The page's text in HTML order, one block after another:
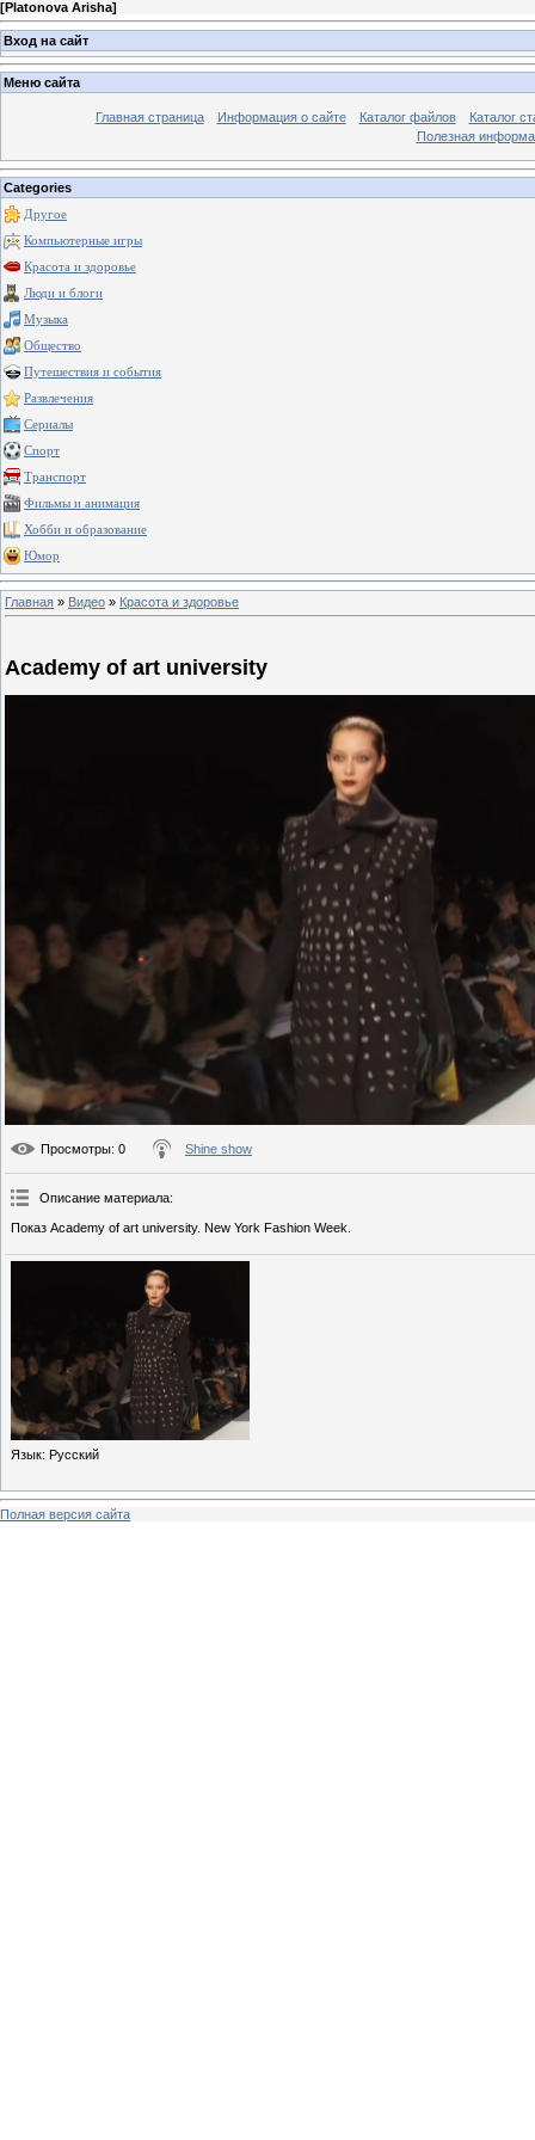
[Platonova Arisha]
Вход на сайт
Меню сайта
Главная страница Информация о сайте Каталог файлов
Каталог
Полезная
Categories
Другое
Компьютерные игры
Красота и здоровье
Люди и блоги
Музыка
Общество
Путешествия и события
Развлечения
Сериалы
Спорт
Транспорт
Фильмы и анимация
Хобби и образование
Юмор
Главная » Видео » Красота и здоровье
Academy of art university
Просмотры: 0 Shine show
Описание материала:
Показ Academy of art university. New York Fashion Week.
Язык: Русский
Полная версия сайта